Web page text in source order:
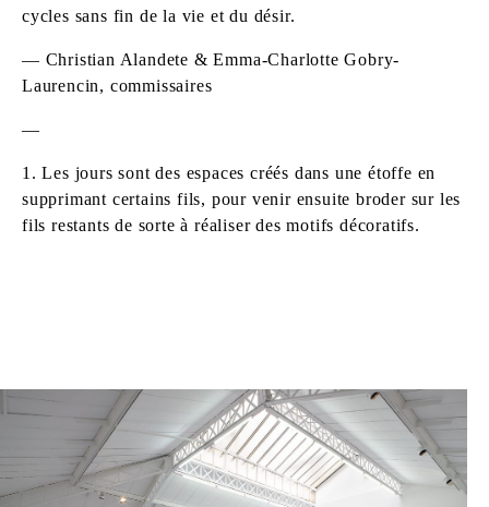
cycles sans fin de la vie et du désir.
— Christian Alandete & Emma-Charlotte Gobry-
Laurencin, commissaires
—
1. Les jours sont des espaces créés dans une étoffe en
supprimant certains fils, pour venir ensuite broder sur les
fils restants de sorte à réaliser des motifs décoratifs.